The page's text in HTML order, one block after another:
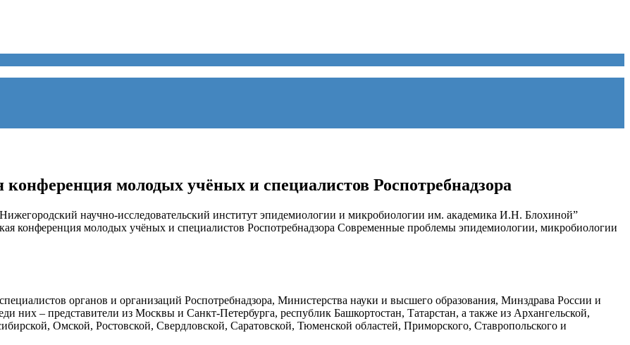
молодых учёных и специалистов Роспотребнадзора
научно-исследовательский институт эпидемиологии и микробиологии им. академика И.Н. Блохиной”
конференция молодых учёных и специалистов Роспотребнадзора Современные проблемы эпидемиологии, микробиологии
органов и организаций Роспотребнадзора, Министерства науки и высшего образования, Минздрава России и
них – представители из Москвы и Санкт-Петербурга, республик Башкортостан, Татарстан, а также из Архангельской,
Омской, Ростовской, Свердловской, Саратовской, Тюменской областей, Приморского, Ставропольского и